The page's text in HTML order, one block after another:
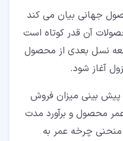
جهانی بیان می­ کند
آن قدر کوتاه است
نسل بعدی از محصول
آغاز شود.
پیش ­بینی میزان فروش
محصول و برآورد مدت
چرخه عمر به